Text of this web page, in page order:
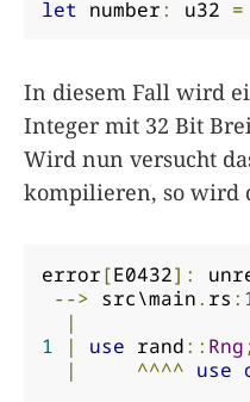
let number: u32 =
In diesem Fall wird
Integer mit 32 Bit
Wird nun versucht
kompilieren, so wird
error[E0432]:
--> src\main. rs :
|
1
| use rand:: Rng
|
^^^^ use